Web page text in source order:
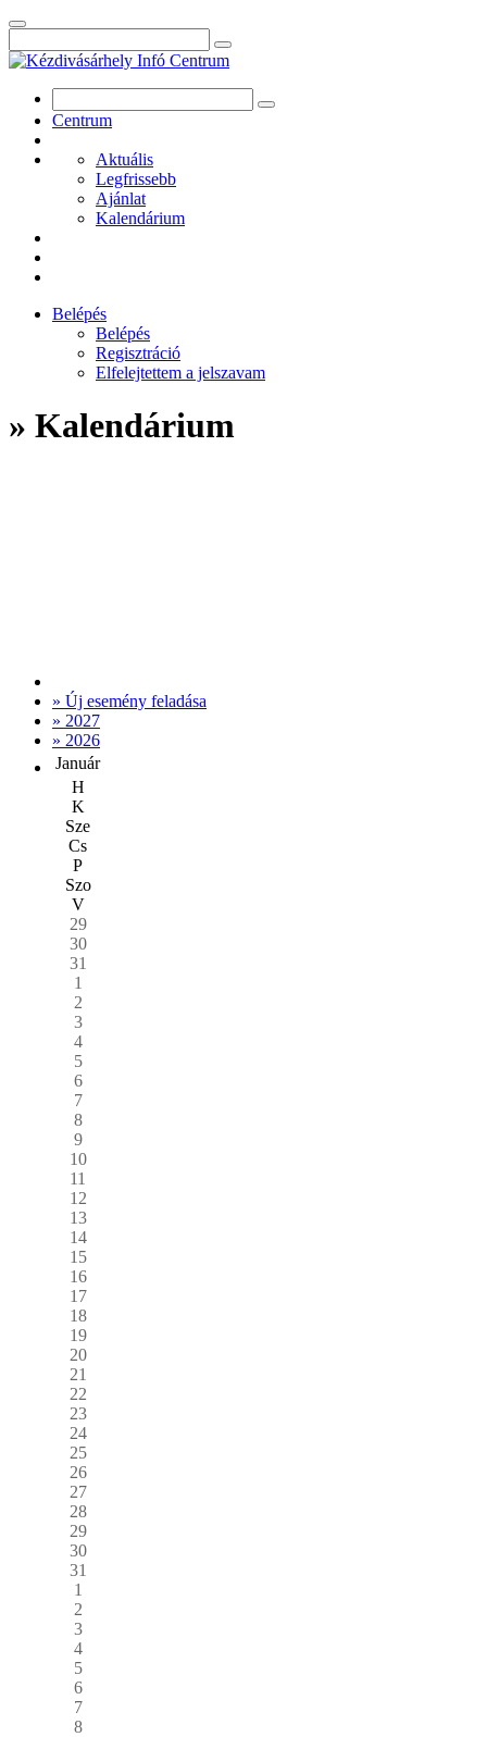
Centrum
Aktuális
Legfrissebb
Ajánlat
Kalendárium
Belépés
Belépés
Regisztráció
Elfelejtettem a jelszavam
» Kalendárium
» Új esemény feladása
» 2027
» 2026
Január
H
K
Sze
Cs
P
Szo
V
29
30
31
1
2
3
4
5
6
7
8
9
10
11
12
13
14
15
16
17
18
19
20
21
22
23
24
25
26
27
28
29
30
31
1
2
3
4
5
6
7
8